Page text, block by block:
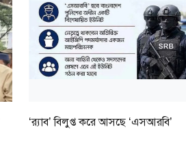
‘র‍্যাব’ বিলুপ্ত করে আসছে ‘এসআরবি’